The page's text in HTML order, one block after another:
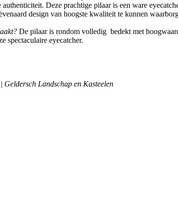
authenticiteit. Deze prachtige pilaar is een ware
design van hoogste kwaliteit te kunnen
De pilaar is rondom volledig bedekt met
spectaculaire eyecatcher.
Geldersch Landschap en Kasteelen